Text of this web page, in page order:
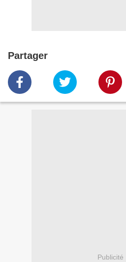
Partager
Publicité